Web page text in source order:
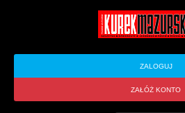
ZALOGUJ
ZAŁÓŻ KONTO